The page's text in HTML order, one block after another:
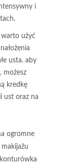
i
użyć
usta. aby
możesz
kredkę
ust oraz na
ogromne